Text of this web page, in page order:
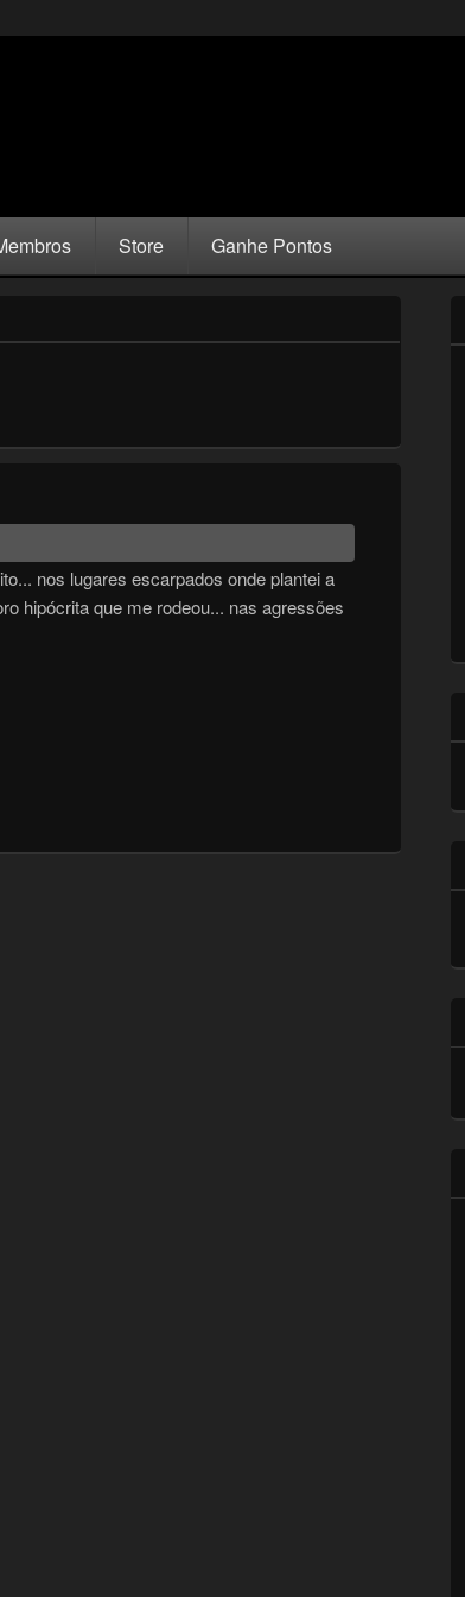
Store Ganhe Pontos
nos lugares escarpados onde plantei a
hipócrita que me rodeou... nas agressões